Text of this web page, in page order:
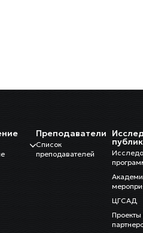
Преподаватели
Список
преподавателей
ЦГСАД
Проекты